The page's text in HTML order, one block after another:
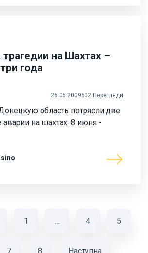
трагедии на Шахтах –
года
26.06.2009602 Перегляди
область потрясли две
на шахтах: 8 июня -
1 … 4 5
7 8 Наступна